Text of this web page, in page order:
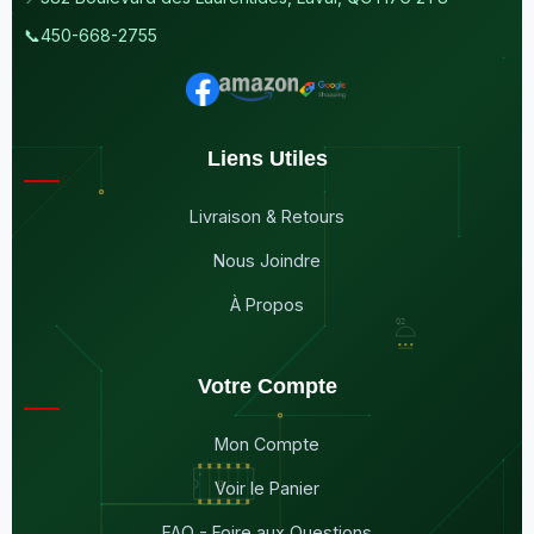
📞450-668-2755
Liens Utiles
Livraison & Retours
Nous Joindre
À Propos
Votre Compte
Mon Compte
Voir le Panier